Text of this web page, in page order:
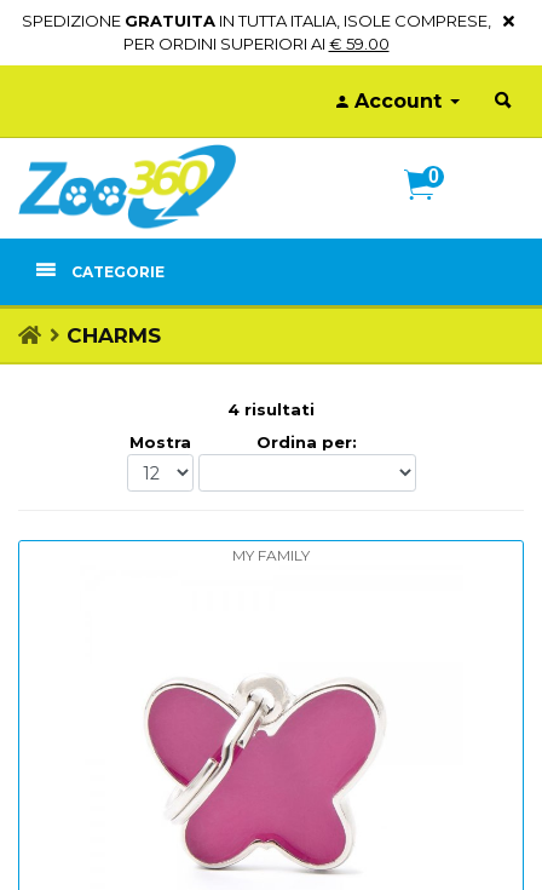
SPEDIZIONE GRATUITAIN TUTTA ITALIA, ISOLE COMPRESE,
PER ORDINI SUPERIORI AI € 59.00
Account
0
CATEGORIE
CHARMS
4 risultati
Mostra
Ordina per:
MY FAMILY